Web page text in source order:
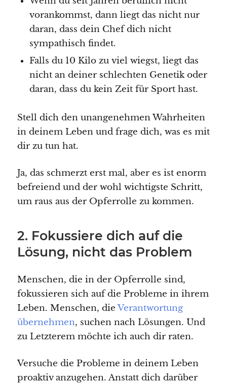
vorankommst, dann liegt das nicht nur
daran, dass dein Chef dich nicht
sympathisch findet.
Falls du 10 Kilo zu viel wiegst, liegt das
nicht an deiner schlechten Genetik oder
daran, dass du kein Zeit für Sport hast.
Stell dich den unangenehmen Wahrheiten
in deinem Leben und frage dich, was es mit
dir zu tun hat.
Ja, das schmerzt erst mal, aber es ist enorm
befreiend und der wohl wichtigste Schritt,
um raus aus der Opferrolle zu kommen.
2. Fokussiere dich auf die
Lösung, nicht das Problem
Menschen, die in der Opferrolle sind,
fokussieren sich auf die Probleme in ihrem
Leben. Menschen, dieVerantwortung
übernehmen, suchen nach Lösungen. Und
zu Letzterem möchte ich auch dir raten.
Versuche die Probleme in deinem Leben
proaktiv anzugehen. Anstatt dich darüber